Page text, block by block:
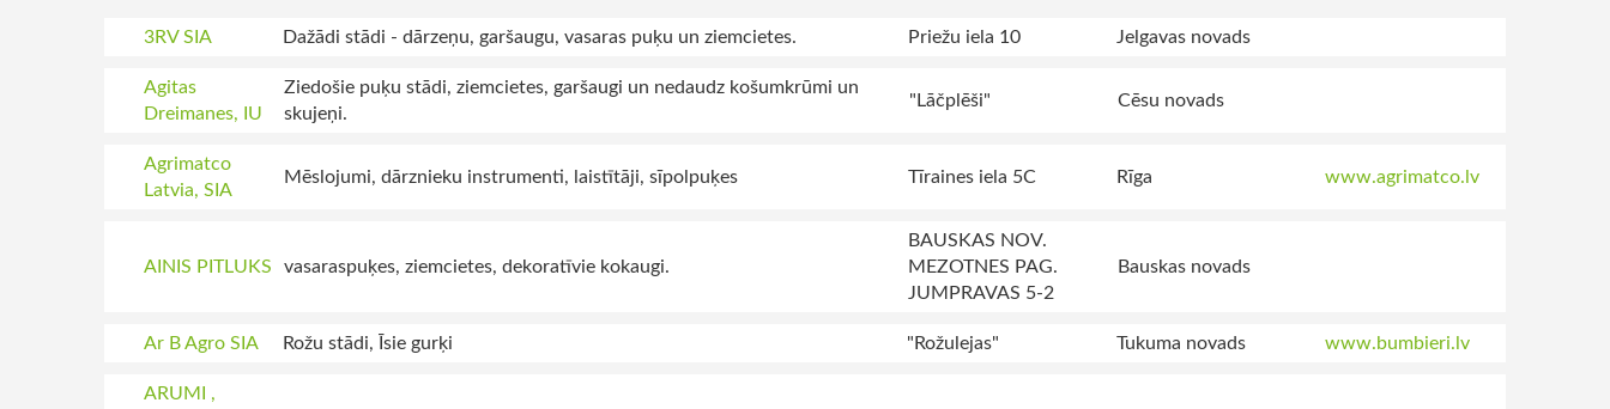
3RV SIA Dažādi stādi - dārzeņu, garšaugu, vasaras puķu un ziemcietes. Priežu iela 10 Jelgavas novads
Agitas
Dreimanes, IU
Ziedošie puķu stādi, ziemcietes, garšaugi un nedaudz košumkrūmi un
skujeņi.
"Lāčplēši" Cēsu novads
Agrimatco
Latvia, SIA
Mēslojumi, dārznieku instrumenti, laistītāji, sīpolpuķes Tīraines iela 5C Rīga www.agrimatco.lv
AINIS PITLUKS vasaraspuķes, ziemcietes, dekoratīvie kokaugi.
BAUSKAS NOV.
MEZOTNES PAG.
JUMPRAVAS 5-2
Bauskas novads
Ar B Agro SIA Rožu stādi, Īsie gurķi "Rožulejas" Tukuma novads www.bumbieri.lv
ARUMI ,